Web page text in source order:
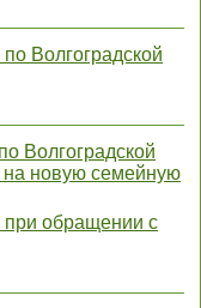
Волгоградской
Волгоградской
на новую семейную
при обращении с